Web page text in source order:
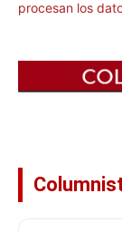
procesan los